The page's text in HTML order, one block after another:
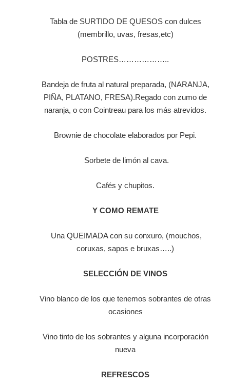
Tabla de SURTIDO DE QUESOS con dulces
(membrillo, uvas, fresas,etc)
POSTRES………………..
Bandeja de fruta al natural preparada, (NARANJA,
PIÑA, PLATANO, FRESA).Regado con zumo de
naranja, o con Cointreau para los más atrevidos.
Brownie de chocolate elaborados por Pepi.
Sorbete de limón al cava.
Cafés y chupitos.
Y COMO REMATE
Una QUEIMADA con su conxuro, (mouchos,
coruxas, sapos e bruxas…..)
SELECCIÓN DE VINOS
Vino blanco de los que tenemos sobrantes de otras
ocasiones
Vino tinto de los sobrantes y alguna incorporación
nueva
REFRESCOS